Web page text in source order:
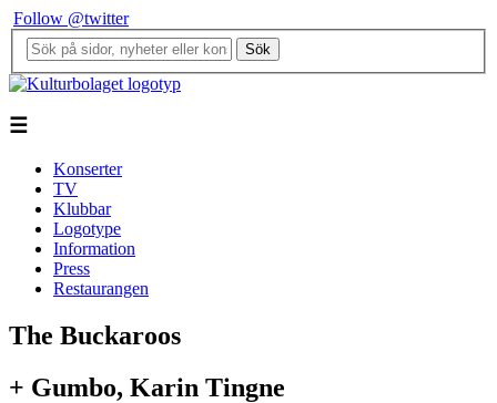
Follow @twitter
Sök
☰
Konserter
TV
Klubbar
Logotype
Information
Press
Restaurangen
The Buckaroos
+ Gumbo, Karin Tingne